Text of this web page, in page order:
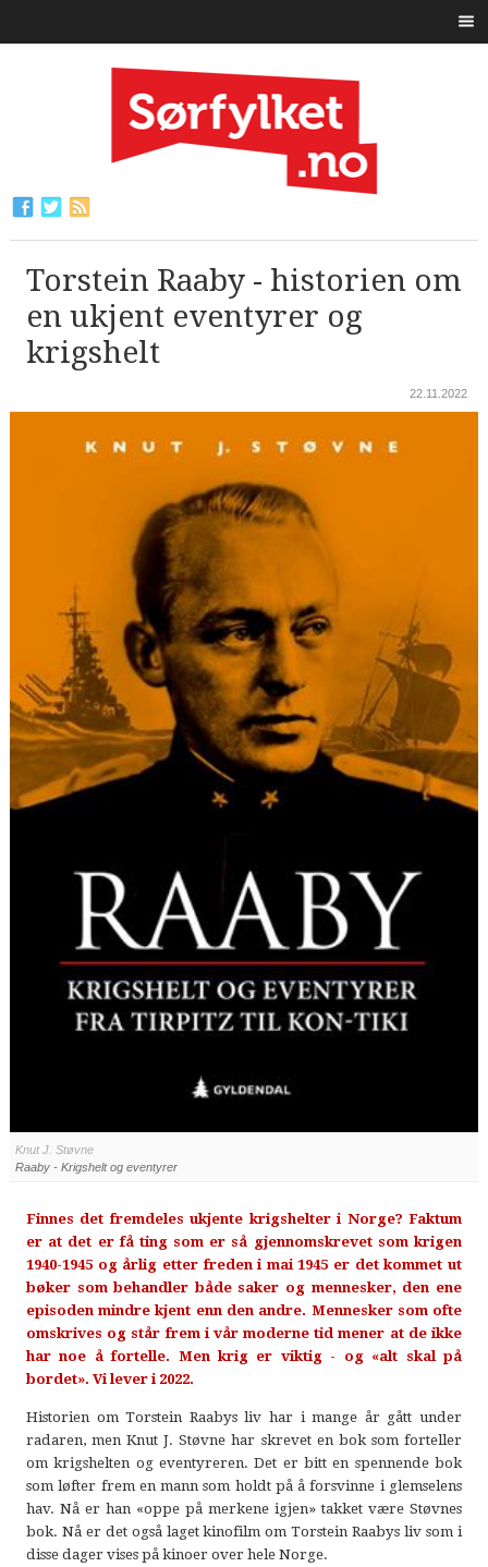
Torstein Raaby - historien om
en ukjent eventyrer og
krigshelt
22.11.2022
Knut J. Støvne
Raaby - Krigshelt og eventyrer
Finnes det fremdeles ukjente krigshelter i Norge? Faktum
er at det er få ting som er så gjennomskrevet som krigen
1940-1945 og årlig etter freden i mai 1945 er det kommet ut
bøker som behandler både saker og mennesker, den ene
episoden mindre kjent enn den andre. Mennesker som ofte
omskrives og står frem i vår moderne tid mener at de ikke
har noe å fortelle. Men krig er viktig - og «alt skal på
bordet». Vi lever i 2022.
Historien om Torstein Raabys liv har i mange år gått under
radaren, men Knut J. Støvne har skrevet en bok som forteller
om krigshelten og eventyreren. Det er bitt en spennende bok
som løfter frem en mann som holdt på å forsvinne i glemselens
hav. Nå er han «oppe på merkene igjen» takket være Støvnes
bok. Nå er det også laget kinofilm om Torstein Raabys liv som i
disse dager vises på kinoer over hele Norge.